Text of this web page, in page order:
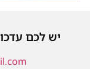
יש לכם